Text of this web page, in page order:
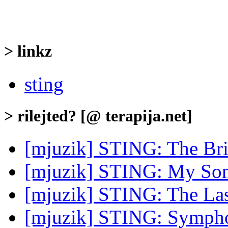
> linkz
sting
> rilejted? [@ terapija.net]
[mjuzik] STING: The
[mjuzik] STING: My
[mjuzik] STING: The
[mjuzik] STING: